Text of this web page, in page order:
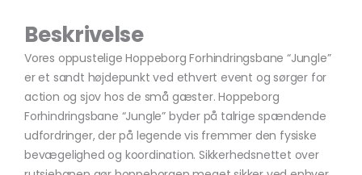
Beskrivelse
Vores oppustelige Hoppeborg Forhindringsbane “Jungle”
er et sandt højdepunkt ved ethvert event og sørger for
action og sjov hos de små gæster. Hoppeborg
Forhindringsbane “Jungle” byder på talrige spændende
udfordringer, der på legende vis fremmer den fysiske
bevægelighed og koordination. Sikkerhedsnettet over